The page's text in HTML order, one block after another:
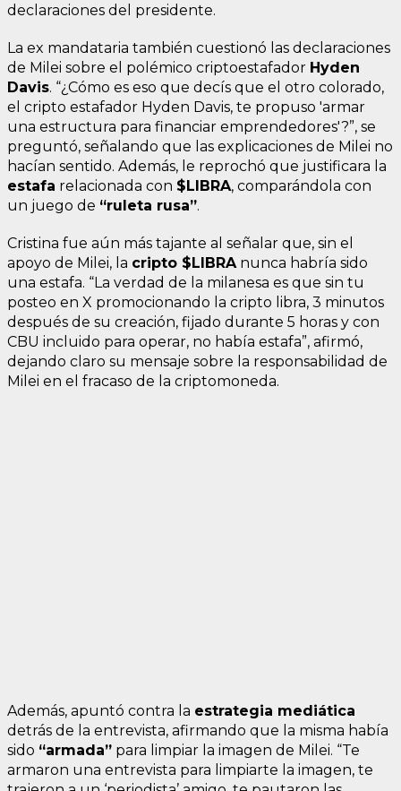
declaraciones del presidente.
La ex mandataria también cuestionó las declaraciones
de Milei sobre el polémico criptoestafador Hyden
Davis. “¿Cómo es eso que decís que el otro colorado,
el cripto estafador Hyden Davis, te propuso 'armar
una estructura para financiar emprendedores'?”, se
preguntó, señalando que las explicaciones de Milei no
hacían sentido. Además, le reprochó que justificara la
estafa relacionada con $LIBRA, comparándola con
un juego de “ruleta rusa”.
Cristina fue aún más tajante al señalar que, sin el
apoyo de Milei, la cripto $LIBRA nunca habría sido
una estafa. “La verdad de la milanesa es que sin tu
posteo en X promocionando la cripto libra, 3 minutos
después de su creación, fijado durante 5 horas y con
CBU incluido para operar, no había estafa”, afirmó,
dejando claro su mensaje sobre la responsabilidad de
Milei en el fracaso de la criptomoneda.
Además, apuntó contra la estrategia mediática
detrás de la entrevista, afirmando que la misma había
sido “armada” para limpiar la imagen de Milei. “Te
armaron una entrevista para limpiarte la imagen, te